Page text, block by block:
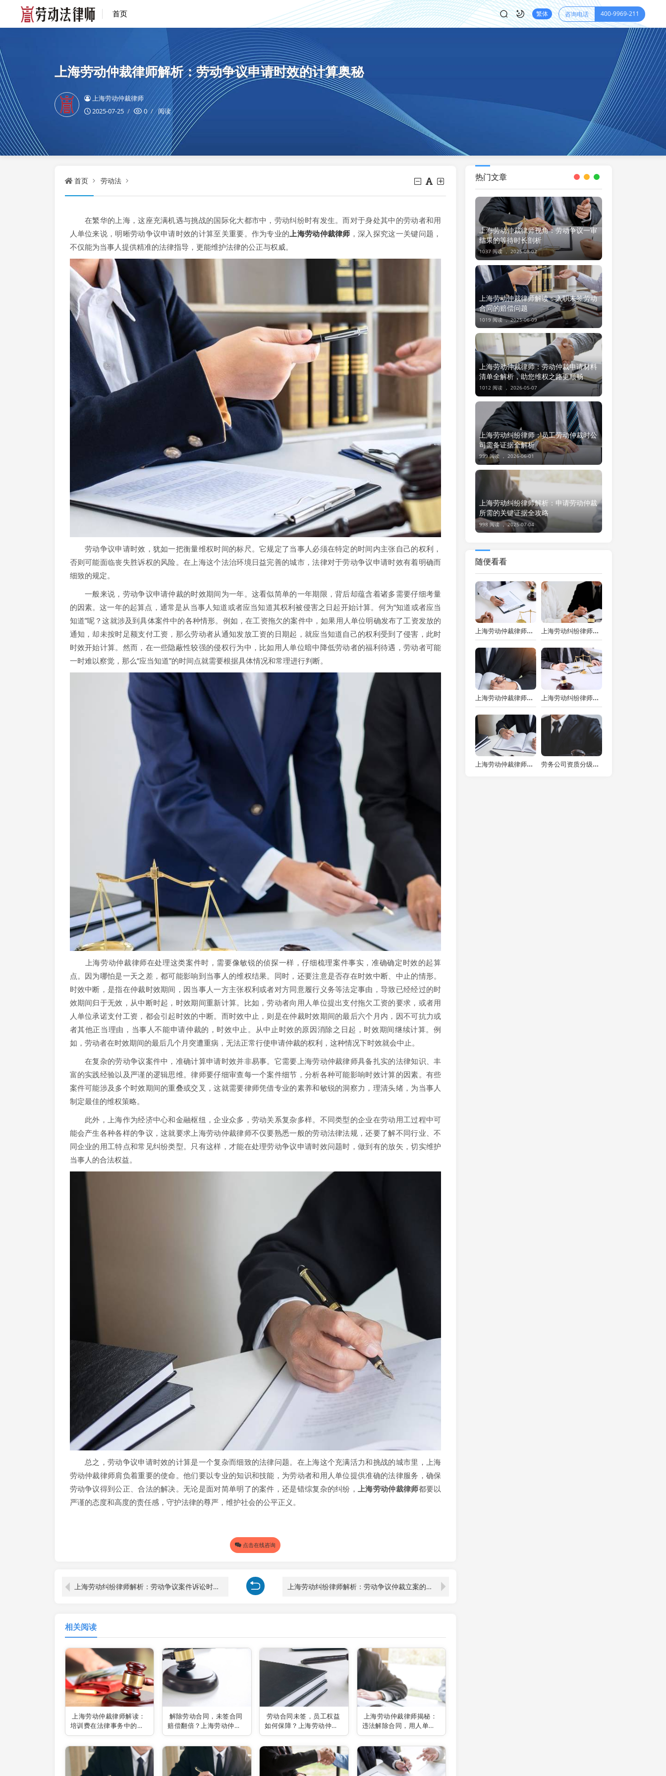
首页 繁体 咨询电话 400-9969-211
上海劳动仲裁律师解析：劳动争议申请时效的计算奥秘
上海劳动仲裁律师
2025-07-25
0 阅读
首页 劳动法
在繁华的上海，这座充满机遇与挑战的国际化大都市中，劳动纠纷时有发生。而对于身处其中的劳动者和用
人单位来说，明晰劳动争议申请时效的计算至关重要。作为专业的上海劳动仲裁律师 ，深入探究这一关键问题，
不仅能为当事人提供精准的法律指导，更能维护法律的公正与权威。
劳动争议申请时效，犹如一把衡量维权时间的标尺。它规定了当事人必须在特定的时间内主张自己的权利，
否则可能面临丧失胜诉权的风险。在上海这个法治环境日益完善的城市，法律对于劳动争议申请时效有着明确而
细致的规定。
一般来说，劳动争议申请仲裁的时效期间为一年。这看似简单的一年期限，背后却蕴含着诸多需要仔细考量
的因素。这一年的起算点，通常是从当事人知道或者应当知道其权利被侵害之日起开始计算。何为“知道或者应当
知道”呢？这就涉及到具体案件中的各种情形。例如，在工资拖欠的案件中，如果用人单位明确发布了工资发放的
通知，却未按时足额支付工资，那么劳动者从通知发放工资的日期起，就应当知道自己的权利受到了侵害，此时
时效开始计算。然而，在一些隐蔽性较强的侵权行为中，比如用人单位暗中降低劳动者的福利待遇，劳动者可能
一时难以察觉，那么“应当知道”的时间点就需要根据具体情况和常理进行判断。
上海劳动仲裁律师在处理这类案件时，需要像敏锐的侦探一样，仔细梳理案件事实，准确确定时效的起算
点。因为哪怕是一天之差，都可能影响到当事人的维权结果。同时，还要注意是否存在时效中断、中止的情形。
时效中断，是指在仲裁时效期间，因当事人一方主张权利或者对方同意履行义务等法定事由，导致已经经过的时
效期间归于无效，从中断时起，时效期间重新计算。比如，劳动者向用人单位提出支付拖欠工资的要求，或者用
人单位承诺支付工资，都会引起时效的中断。而时效中止，则是在仲裁时效期间的最后六个月内，因不可抗力或
者其他正当理由，当事人不能申请仲裁的，时效中止。从中止时效的原因消除之日起，时效期间继续计算。例
如，劳动者在时效期间的最后几个月突遭重病，无法正常行使申请仲裁的权利，这种情况下时效就会中止。
在复杂的劳动争议案件中，准确计算申请时效并非易事。它需要上海劳动仲裁律师具备扎实的法律知识、丰
富的实践经验以及严谨的逻辑思维。律师要仔细审查每一个案件细节，分析各种可能影响时效计算的因素。有些
案件可能涉及多个时效期间的重叠或交叉，这就需要律师凭借专业的素养和敏锐的洞察力，理清头绪，为当事人
制定最佳的维权策略。
此外，上海作为经济中心和金融枢纽，企业众多，劳动关系复杂多样。不同类型的企业在劳动用工过程中可
能会产生各种各样的争议，这就要求上海劳动仲裁律师不仅要熟悉一般的劳动法律法规，还要了解不同行业、不
同企业的用工特点和常见纠纷类型。只有这样，才能在处理劳动争议申请时效问题时，做到有的放矢，切实维护
当事人的合法权益。
总之，劳动争议申请时效的计算是一个复杂而细致的法律问题。在上海这个充满活力和挑战的城市里，上海
劳动仲裁律师肩负着重要的使命。他们要以专业的知识和技能，为劳动者和用人单位提供准确的法律服务，确保
劳动争议得到公正、合法的解决。无论是面对简单明了的案件，还是错综复杂的纠纷， 上海劳动仲裁律师都要以
严谨的态度和高度的责任感，守护法律的尊严，维护社会的公平正义。
点击在线咨询
上海劳动纠纷律师解析：劳动争议案件诉讼时效的多面考量 上海劳动纠纷律师解析：劳动争议仲裁立案的要点与流程
相关阅读
上海劳动仲裁律师解读：
培训费在法律事务中的费
用归属之谜
解除劳动合同，未签合同
赔偿翻倍？上海劳动仲裁
律师揭秘真相！
劳动合同未签，员工权益
如何保障？上海劳动仲裁
律师为你揭秘！
上海劳动仲裁律师揭秘：
违法解除合同，用人单位
赔偿那些事儿
热门文章
上海劳动仲裁律师视角：劳动争议一审
结果的等待时长剖析
1037 阅读 ， 2025-08-02
上海劳动仲裁律师解读：入职未签劳动
合同的赔偿问题
1019 阅读 ， 2025-06-09
上海劳动仲裁律师：劳动仲裁申请材料
清单全解析，助您维权之路更顺畅
1012 阅读 ， 2026-05-07
上海劳动纠纷律师：员工劳动仲裁时公
司需备证据全解析
999 阅读 ， 2026-06-01
上海劳动纠纷律师解析：申请劳动仲裁
所需的关键证据全攻略
998 阅读 ， 2025-07-04
随便看看
上海劳动仲裁律师视角下劳务协议与劳动仲裁的关系探讨 上海劳动纠纷律师视角：劳动仲裁时效期限的深度剖析与实务应对
上海劳动仲裁律师视角：仲裁处理劳动争议结案时长的多面剖析 上海劳动纠纷律师视角：没签劳动合同赔偿双倍工资的计算方法
上海劳动仲裁律师必备：轻松破解劳动纠纷诉讼书撰写难题 劳务公司资质分级下的法律考量与上海劳动纠纷律师的使命